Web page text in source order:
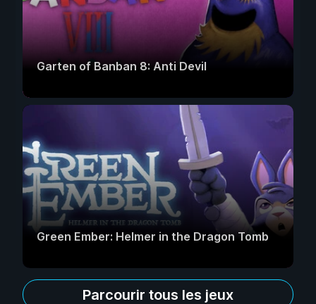
Garten of Banban 8: Anti Devil
Green Ember: Helmer in the Dragon Tomb
Parcourir tous les jeux